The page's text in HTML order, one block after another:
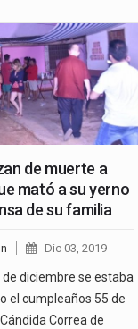
de muerte a
mató a su yerno
de su familia
Dic 03, 2019
de diciembre se estaba
el cumpleaños 55 de
Correa de